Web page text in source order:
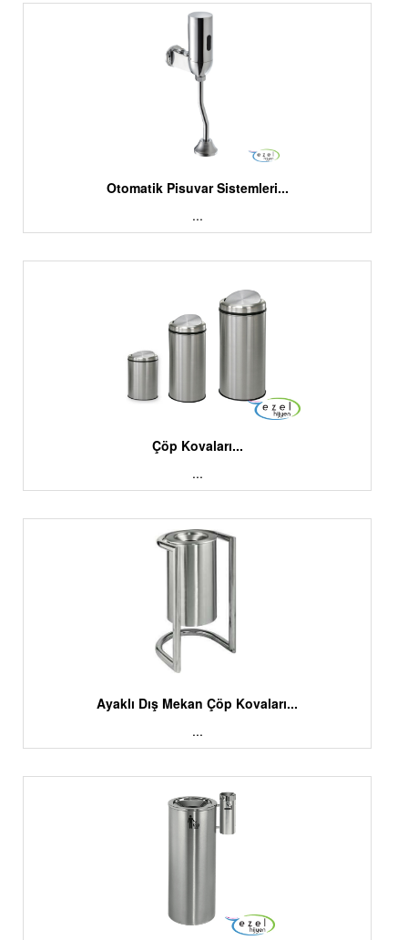
Otomatik Pisuvar Sistemleri...
...
Çöp Kovaları...
...
Ayaklı Dış Mekan Çöp Kovaları...
...